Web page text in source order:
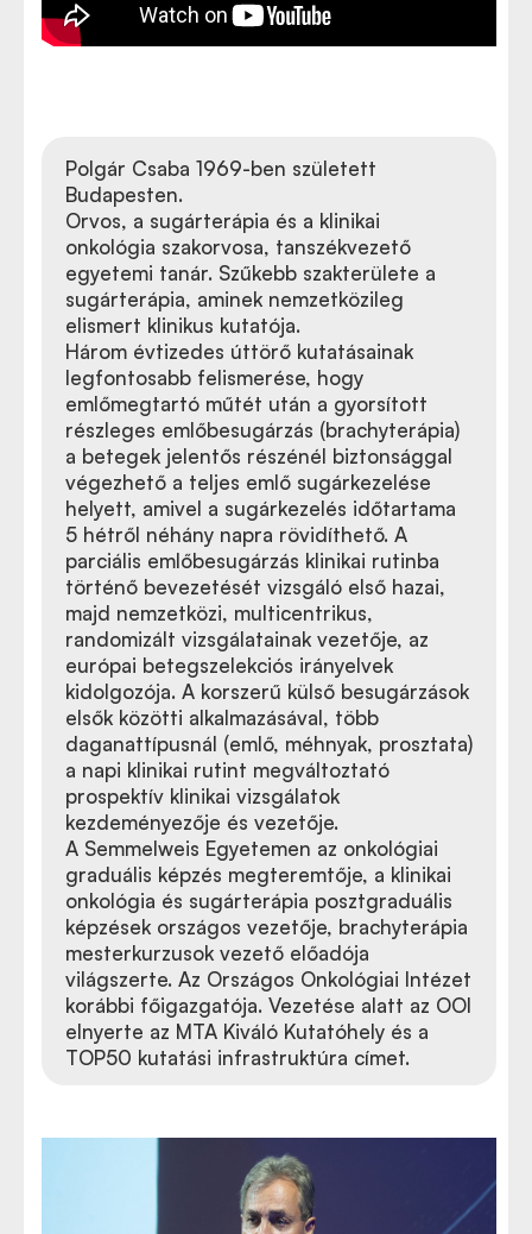
Polgár Csaba 1969-ben született
Budapesten.
Orvos, a sugárterápia és a klinikai
onkológia szakorvosa, tanszékvezető
egyetemi tanár. Szűkebb szakterülete a
sugárterápia, aminek nemzetközileg
elismert klinikus kutatója.
Három évtizedes úttörő kutatásainak
legfontosabb felismerése, hogy
emlőmegtartó műtét után a gyorsított
részleges emlőbesugárzás (brachyterápia)
a betegek jelentős részénél biztonsággal
végezhető a teljes emlő sugárkezelése
helyett, amivel a sugárkezelés időtartama
5 hétről néhány napra rövidíthető. A
parciális emlőbesugárzás klinikai rutinba
történő bevezetését vizsgáló első hazai,
majd nemzetközi, multicentrikus,
randomizált vizsgálatainak vezetője, az
európai betegszelekciós irányelvek
kidolgozója. A korszerű külső besugárzások
elsők közötti alkalmazásával, több
daganattípusnál (emlő, méhnyak, prosztata)
a napi klinikai rutint megváltoztató
prospektív klinikai vizsgálatok
kezdeményezője és vezetője.
A Semmelweis Egyetemen az onkológiai
graduális képzés megteremtője, a klinikai
onkológia és sugárterápia posztgraduális
képzések országos vezetője, brachyterápia
mesterkurzusok vezető előadója
világszerte. Az Országos Onkológiai Intézet
korábbi főigazgatója. Vezetése alatt az OOI
elnyerte az MTA Kiváló Kutatóhely és a
TOP50 kutatási infrastruktúra címet.